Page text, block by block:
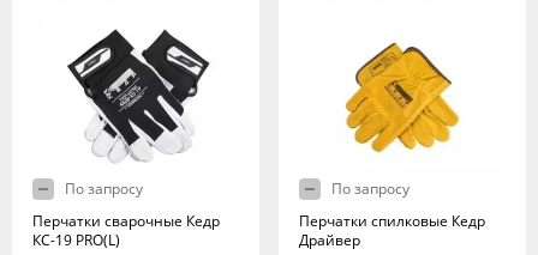
По запросу
Перчатки сварочные Кедр
КС-19 PRO(L)
По запросу
Перчатки спилковые Кедр
Драйвер